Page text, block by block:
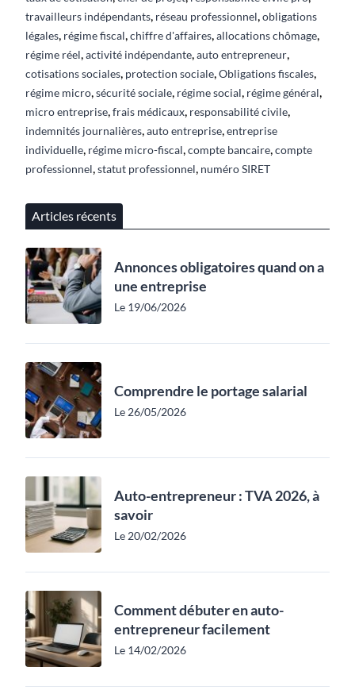
travailleurs indépendants réseau professionnel obligations
légales régime fiscal chiffre d'affaires allocations chômage
régime réel activité indépendante auto entrepreneur
cotisations sociales protection sociale Obligations fiscales
régime micro sécurité sociale régime social régime général
micro entreprise frais médicaux responsabilité civile
indemnités journalières auto entreprise entreprise
individuelle régime micro-fiscal compte bancaire compte
professionnel statut professionnel numéro SIRET
Articles récents
Annonces obligatoires quand on a
une entreprise
Le 19/06/2026
Comprendre le portage salarial
Le 26/05/2026
Auto-entrepreneur : TVA 2026, à
savoir
Le 20/02/2026
Comment débuter en auto-
entrepreneur facilement
Le 14/02/2026